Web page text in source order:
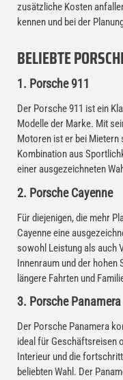
zusätzliche Kosten
kennen und bei der
BELIEBTE
1. Porsche 911
Der Porsche 911 ist ein
Modelle der Marke. Mit
Motoren ist er bei Mietern
Kombination aus
einer ausgezeichneten
2. Porsche Cayenne
Für diejenigen, die mehr
Cayenne eine
sowohl Leistung als auch
Innenraum und der
längere Fahrten und
3. Porsche Panamera
Der Porsche Panamera
ideal für Geschäftsreisen
Interieur und die
beliebten Wahl. Der